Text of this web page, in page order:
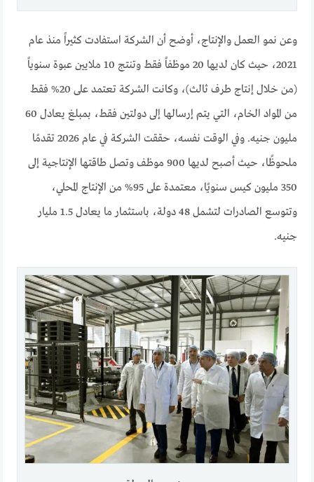
وعن نمو العمل والإنتاج، أوضح أن الشركة استفادت كثيراً منذ عام
2021، حيث كان لديها 20 موظفاً فقط وتنتج 10 ملايين عبوة سنوياً
(من خلال إنتاج طرف ثالث)، وكانت الشركة تعتمد على 20% فقط
من المواد الخام، التي يتم إرسالها إلى دولتين فقط، بمبلغ يعادل 60
مليون جنيه. وفي الوقت نفسه، حققت الشركة في عام 2026 تقدمًا
ملحوظًا، حيث أصبح لديها 900 موظف وتصل طاقتها الإنتاجية إلى
350 مليون كيس سنويًا، معتمدة على 95% من الإنتاج المحلي،
وتتوسع الصادرات لتشمل 48 دولة، باستثمار ما يعادل 1.5 مليار
جنيه.